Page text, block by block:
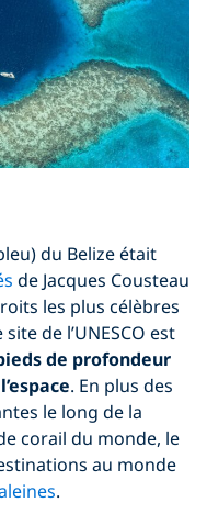
du Belize était
de Jacques Cousteau
les plus célèbres
de l’UNESCO est
de profondeur
. En plus des
le long de la
corail du monde, le
au monde
.